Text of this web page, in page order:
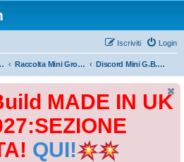
Login
Iscriviti
Build Raccolta Mini Group Build Discord Mini G.B. 2021
MADE IN UK
QUI!